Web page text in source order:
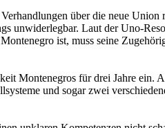
über die neue
unwiderlegbar. Laut der Uno-
ist, muss seine
Montenegros für drei Jahre ein.
und sogar zwei